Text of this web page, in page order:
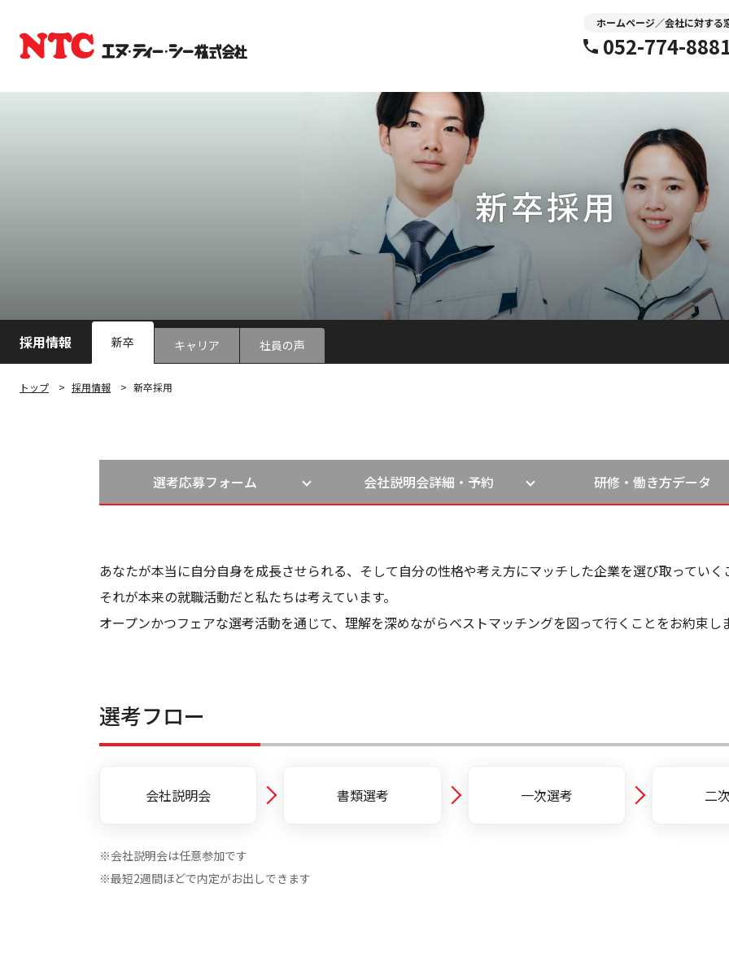
ホームページ／会社に対する
052-774-
新卒採用
採用情報 新卒 キャリア 社員の声
トップ 採用情報 新卒採用
選考応募フォーム 会社説明会詳細・予約 研修・働き方データ
あなたが本当に自分自身を成長させられる、そして自分の性格や考え方にマッチした企業を選び取っていく
それが本来の就職活動だと私たちは考えています。
オープンかつフェアな選考活動を通じて、理解を深めながらベストマッチングを図って行くことをお約束し
選考フロー
会社説明会 書類選考 一次選考 二
※会社説明会は任意参加です
※最短2週間ほどで内定がお出しできます